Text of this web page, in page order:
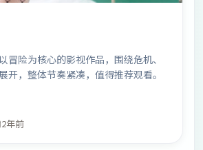
冒险为核心的影视作品，围绕危机、
开，整体节奏紧凑，值得推荐观看。
2年前